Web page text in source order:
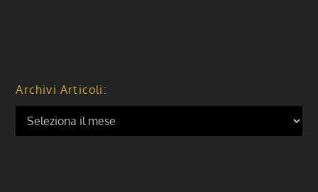
Archivi Articoli: